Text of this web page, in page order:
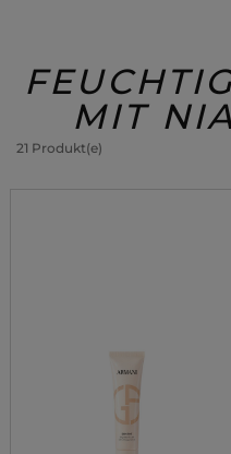
MIT
21 Produkt(e)